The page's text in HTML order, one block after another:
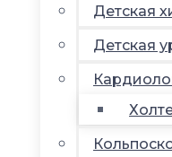
Детская
Детская